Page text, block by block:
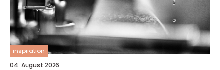
inspiration
04. August 2026